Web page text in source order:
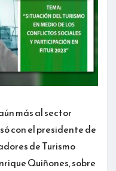
más al sector
con el presidente de
de Turismo
Quiñones, sobre